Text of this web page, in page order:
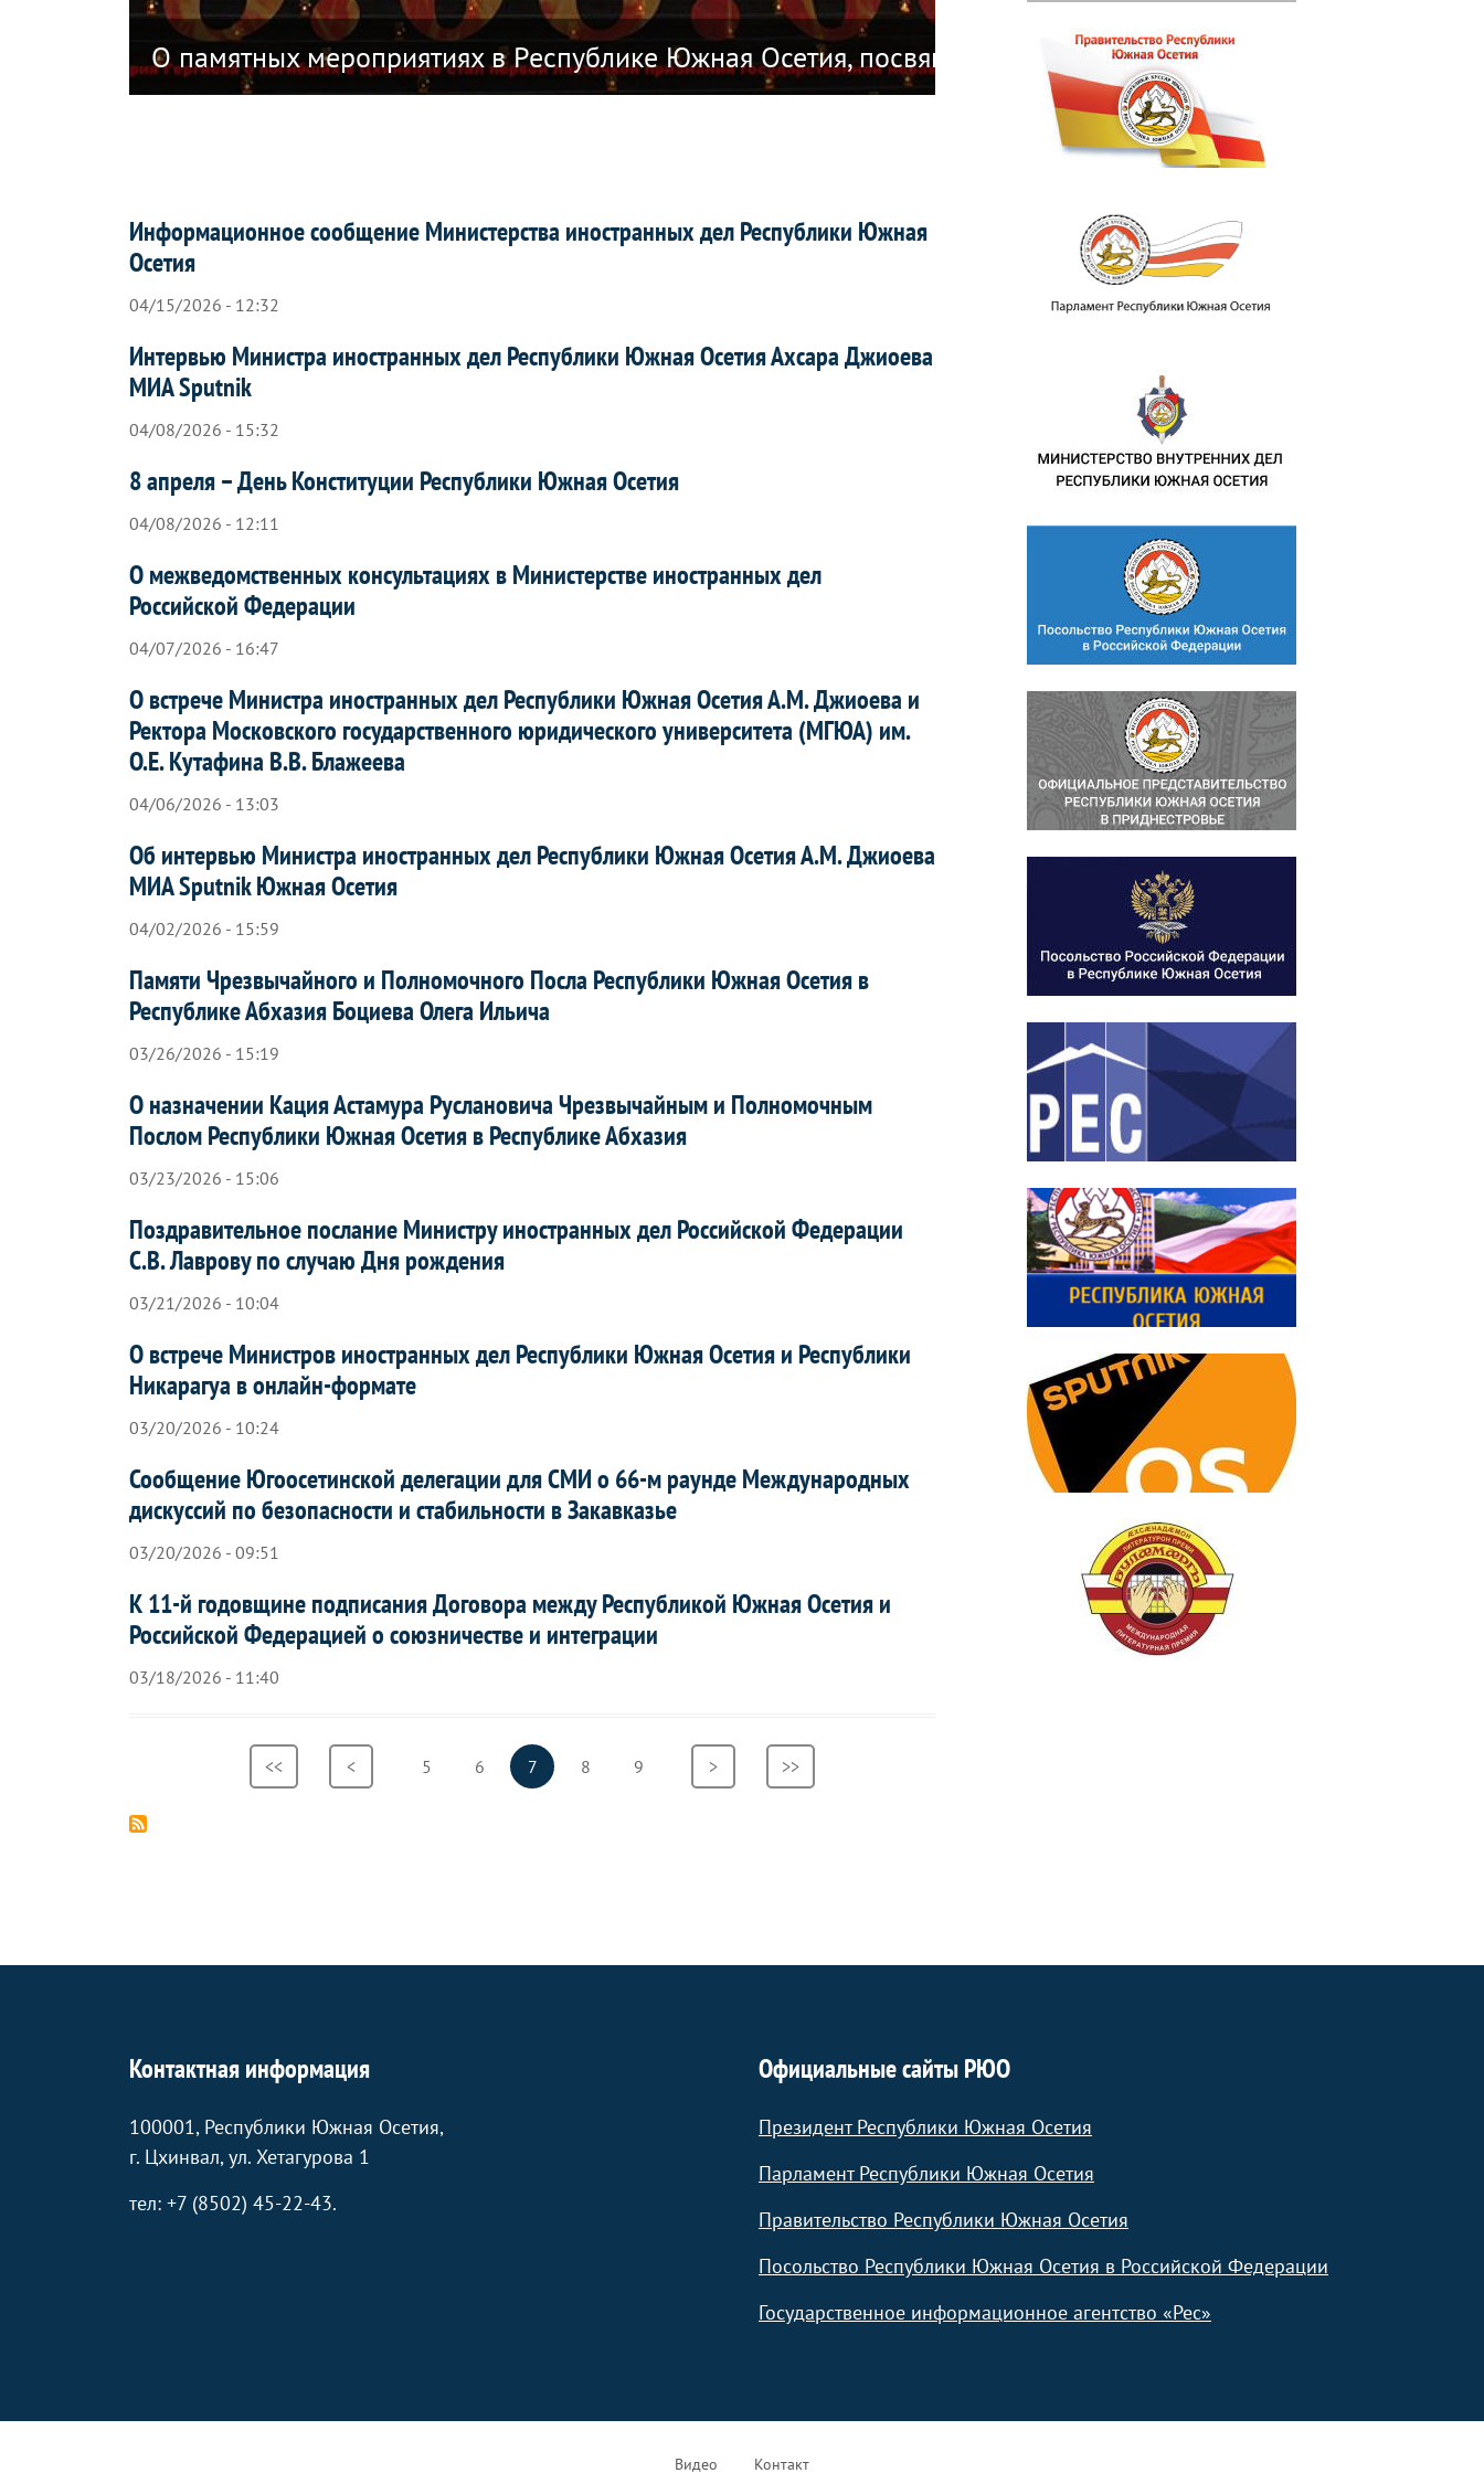
теракта в БолоньеО памятных мероприятиях в Республике Южная Осетия, посвященных 18-й годовщине начала военной
К восемнадцатой годовщине начала
Информационное сообщение Министерства иностранных дел Республики Южная
Осетия
04/15/2026 - 12:32
Интервью Министра иностранных дел Республики Южная Осетия Ахсара Джиоева
МИА Sputnik
04/08/2026 - 15:32
8 апреля – День Конституции Республики Южная Осетия
04/08/2026 - 12:11
О межведомственных консультациях в Министерстве иностранных дел
Российской Федерации
04/07/2026 - 16:47
О встрече Министра иностранных дел Республики Южная Осетия А.М. Джиоева и
Ректора Московского государственного юридического университета (МГЮА) им.
О.Е. Кутафина В.В. Блажеева
04/06/2026 - 13:03
Об интервью Министра иностранных дел Республики Южная Осетия А.М. Джиоева
МИА Sputnik Южная Осетия
04/02/2026 - 15:59
Памяти Чрезвычайного и Полномочного Посла Республики Южная Осетия в
Республике Абхазия Боциева Олега Ильича
03/26/2026 - 15:19
О назначении Кация Астамура Руслановича Чрезвычайным и Полномочным
Послом Республики Южная Осетия в Республике Абхазия
03/23/2026 - 15:06
Поздравительное послание Министру иностранных дел Российской Федерации
С.В. Лаврову по случаю Дня рождения
03/21/2026 - 10:04
О встрече Министров иностранных дел Республики Южная Осетия и Республики
Никарагуа в онлайн-формате
03/20/2026 - 10:24
Сообщение Югоосетинской делегации для СМИ о 66-м раунде Международных
дискуссий по безопасности и стабильности в Закавказье
03/20/2026 - 09:51
К 11-й годовщине подписания Договора между Республикой Южная Осетия и
Российской Федерацией о союзничестве и интеграции
03/18/2026 - 11:40
НумерацияПервая
<<
Предыдущая
< Страница
5 Страница
6
Текущая
7 Страница
8 Страница
9
Следующая
>
Последняя
>>
Контактная информация
100001, Республики Южная Осетия,
г. Цхинвал, ул. Хетагурова 1
тел: +7 (8502) 45-22-43.
Официальные сайты РЮО
Президент Республики Южная Осетия
Парламент Республики Южная Осетия
Правительство Республики Южная Осетия
Посольство Республики Южная Осетия в Российской Федерации
Государственное информационное агентство «Рес»
Видео Контакт